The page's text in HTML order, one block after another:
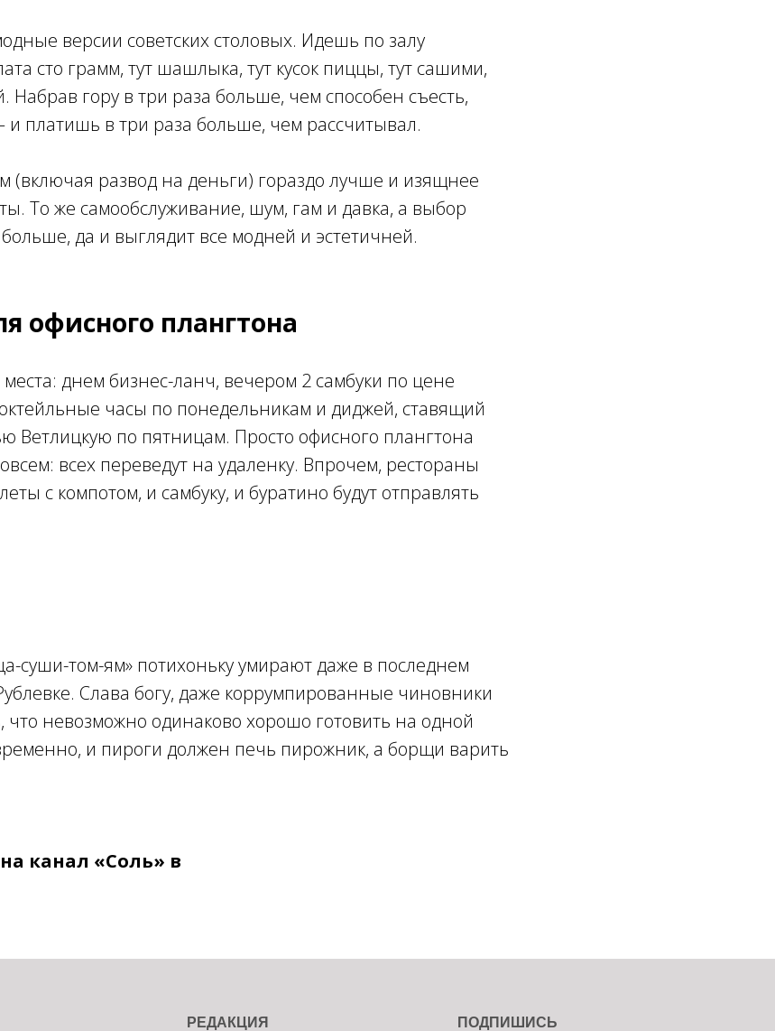
версии советских столовых. Идешь по залу
сто грамм, тут шашлыка, тут кусок пиццы, тут сашими,
Набрав гору в три раза больше, чем способен съесть,
и платишь в три раза больше, чем рассчитывал.
(включая развод на деньги) гораздо лучше и изящнее
То же самообслуживание, шум, гам и давка, а выбор
да и выглядит все модней и эстетичней.
офисного плангтона
днем бизнес-ланч, вечером 2 самбуки по цене
часы по понедельникам и диджей, ставящий
Ветлицкую по пятницам. Просто офисного плангтона
всех переведут на удаленку. Впрочем, рестораны
с компотом, и самбуку, и буратино будут отправлять
суши-том-ям» потихоньку умирают даже в последнем
Слава богу, даже коррумпированные чиновники
невозможно одинаково хорошо готовить на одной
и пироги должен печь пирожник, а борщи варить
канал «Соль» в
РЕДАКЦИЯ ПОДПИШИСЬ